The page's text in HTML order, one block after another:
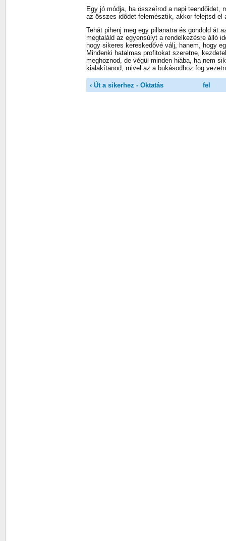
Egy jó módja, ha összeírod a napi teendőidet,
az összes idődet felemésztik, akkor felejtsd el
Tehát pihenj meg egy pillanatra és gondold át
megtaláld az egyensúlyt a rendelkezésre álló
hogy sikeres kereskedővé válj, hanem, hogy
Mindenki hatalmas profitokat szeretne,
meghoznod, de végül minden hiába, ha nem
kialakítanod, mivel az a bukásodhoz fog
‹ Út a sikerhez - Oktatás fel